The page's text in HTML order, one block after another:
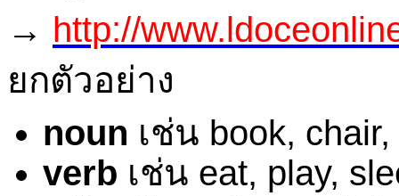
→ http://
ยกตัวอย่าง
noun เช่น book,
verb เช่น eat, play,